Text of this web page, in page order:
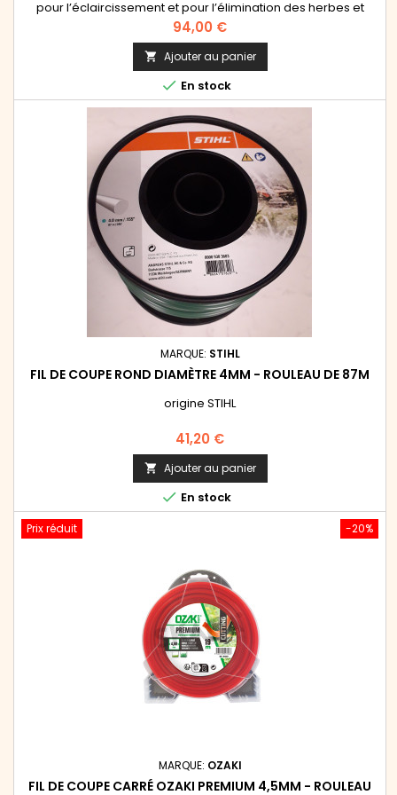
pour l’éclaircissement et pour l’élimination des herbes et
broussailles tenaces et touffues + 1 protecteur (fixation par 3
vis) + 1 protection d'écrou. Se monte sur
les débroussailleuses Stihl FS 260, FS 261, FS 360, FS361, FS 410,
FS 411, FS 460, FS 461.
Prix
94,00 €
 Ajouter au panier
 En stock
MARQUE: STIHL
FIL DE COUPE ROND DIAMÈTRE 4MM - ROULEAU DE 87M
origine STIHL
Prix
41,20 €
 Ajouter au panier
 En stock
-20%
Prix réduit
MARQUE: OZAKI
FIL DE COUPE CARRÉ OZAKI PREMIUM 4,5MM - ROULEAU